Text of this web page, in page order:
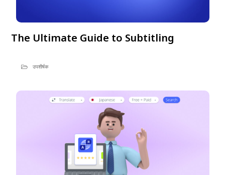
The Ultimate Guide to Subtitling
उपशीर्षक